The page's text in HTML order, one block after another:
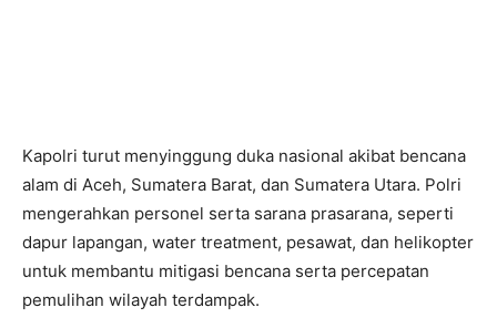
Kapolri turut menyinggung duka nasional akibat bencana
alam di Aceh, Sumatera Barat, dan Sumatera Utara. Polri
mengerahkan personel serta sarana prasarana, seperti
dapur lapangan, water treatment, pesawat, dan helikopter
untuk membantu mitigasi bencana serta percepatan
pemulihan wilayah terdampak.